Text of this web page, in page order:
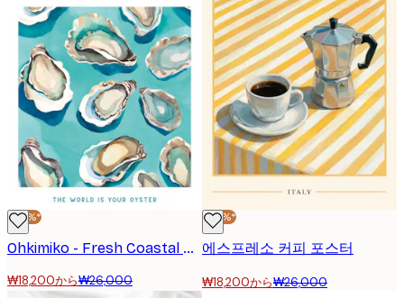
-30%*
Ohkimiko - Fresh Coastal Oysters Poster
₩18,200から₩26,000
-30%*
에스프레소 커피 포스터
₩18,200から₩26,000